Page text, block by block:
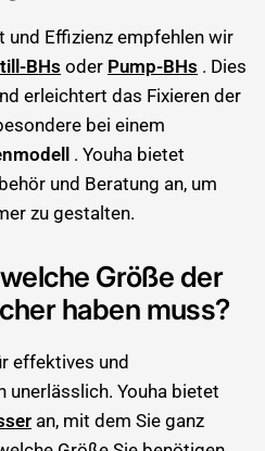
Effizienz empfehlen wir
BHs oder Pump-BHs . Dies
erleichtert das Fixieren der
bei einem
. Youha bietet
und Beratung an, um
zu gestalten.
Größe der
haben muss?
effektives und
Youha bietet
an, mit dem Sie ganz